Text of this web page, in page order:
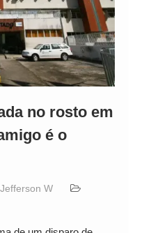
no rosto em
é o
Jefferson W